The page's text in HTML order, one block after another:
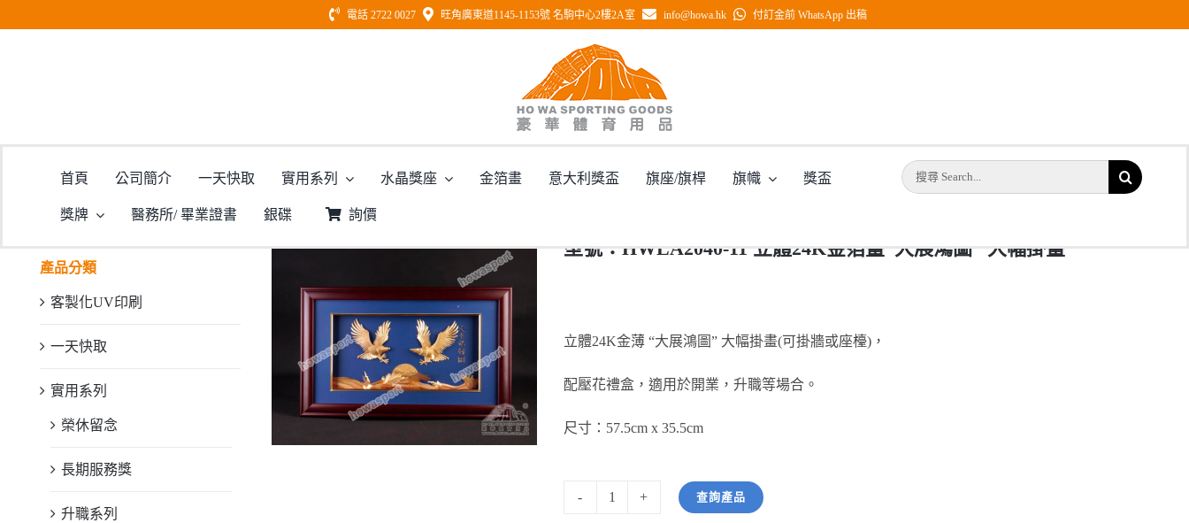
電話 2722 0027 旺角廣東道1145-1153號 名駒中心2樓2A室 info@howa.hk 付訂金前 WhatsApp 出稿
首頁 公司簡介 一天快取 實用系列 水晶獎座 金箔畫 意大利獎盃 旗座/旗桿 旗幟 獎盃
獎牌 醫務所/ 畢業證書 銀碟 詢價
搜
索
果：
主頁 型號：HWLA2040-11 立體24K金箔畫”大展鴻圖” 大幅掛畫
型號：HWLA2040-11 立體24K金箔畫”大展鴻圖” 大幅掛畫
立體24K金薄 “大展鴻圖” 大幅掛畫(可掛牆或座檯)，
配壓花禮盒，適用於開業，升職等場合。
尺寸：57.5cm x 35.5cm
查詢產品
產品分類
客製化UV印刷
一天快取
實用系列
榮休留念
長期服務獎
升職系列